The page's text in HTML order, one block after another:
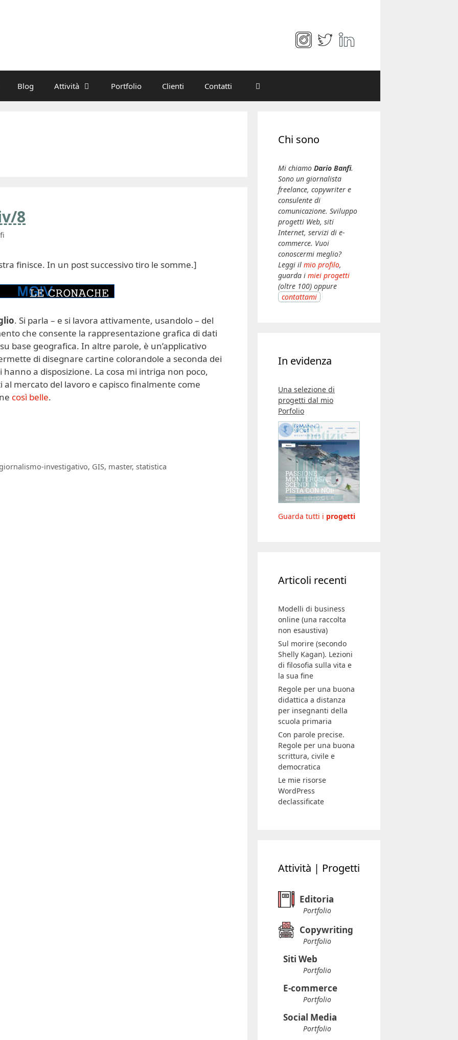
Blog Attività Portfolio Clienti Contatti
8
finisce. In un post successivo tiro le somme.]
. Si parla – e si lavora attivamente, usandolo – del
che consente la rappresentazione grafica di dati
base geografica. In altre parole, è un’applicativo
di disegnare cartine colorandole a seconda dei
hanno a disposizione. La cosa mi intriga non poco,
mercato del lavoro e capisco finalmente come
così belle.
investigativo, GIS, master, statistica
Chi sono
Mi chiamo Dario Banfi.
Sono un giornalista
freelance, copywriter e
consulente di
comunicazione. Sviluppo
progetti Web, siti
Internet, servizi di e-
commerce. Vuoi
conoscermi meglio?
Leggi il mio profilo,
guarda i miei progetti
(oltre 100) oppure
contattami
In evidenza
Una selezione di
progetti dal mio
Porfolio
Guarda tutti i progetti
Articoli recenti
Modelli di business
online (una raccolta
non esaustiva)
Sul morire (secondo
Shelly Kagan). Lezioni
di filosofia sulla vita e
la sua fine
Regole per una buona
didattica a distanza
per insegnanti della
scuola primaria
Con parole precise.
Regole per una buona
scrittura, civile e
democratica
Le mie risorse
WordPress
declassificate
Attività | Progetti
Editoria
Portfolio
Copywriting
Portfolio
Siti Web
Portfolio
E-commerce
Portfolio
Social Media
Portfolio